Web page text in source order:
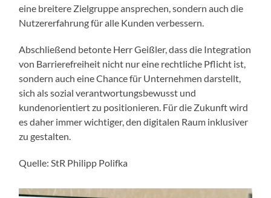
eine breitere Zielgruppe ansprechen, sondern auch die
Nutzererfahrung für alle Kunden verbessern.
Abschließend betonte Herr Geißler, dass die Integration
von Barrierefreiheit nicht nur eine rechtliche Pflicht ist,
sondern auch eine Chance für Unternehmen darstellt,
sich als sozial verantwortungsbewusst und
kundenorientiert zu positionieren. Für die Zukunft wird
es daher immer wichtiger, den digitalen Raum inklusiver
zu gestalten.
Quelle: StR Philipp Polifka